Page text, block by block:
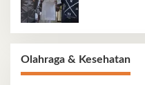
Olahraga & Kesehatan